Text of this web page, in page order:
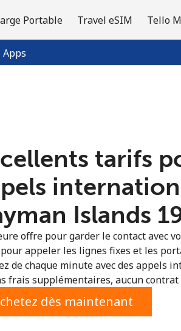
Apps
Portable Travel eSIM Tello
vous →
tarifs
Islands
offre pour garder le contact avec
appeler les lignes fixes et les
de chaque minute avec des appels
frais supplémentaires, aucun
dès maintenant